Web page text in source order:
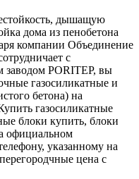
дышащую
дома из пенобетона
компании Объединение
с
PORITEP, вы
газосиликатные и
бетона) на
газосиликатные
блоки купить, блоки
официальном
указанному на
цена с